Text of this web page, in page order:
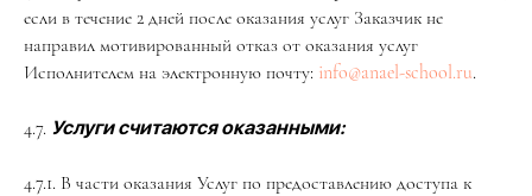
если в течение 2 дней после оказания услуг Заказчик не
направил мотивированный отказ от оказания услуг
Исполнителем на электронную почту: info@anael-school.ru.
4.7. Услуги считаются оказанными:
4.7.1. В части оказания Услуг по предоставлению доступа к